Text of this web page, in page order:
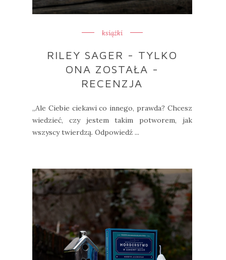
książki
RILEY SAGER - TYLKO
ONA ZOSTAŁA -
RECENZJA
„Ale Ciebie ciekawi co innego, prawda? Chcesz
wiedzieć, czy jestem takim potworem, jak
wszyscy twierdzą. Odpowiedź ...